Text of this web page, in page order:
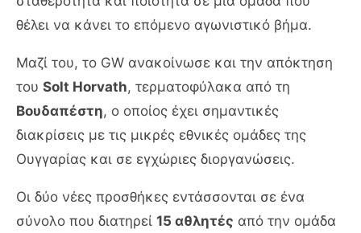
θέλει να κάνει το επόμενο αγωνιστικό βήμα.
Μαζί του, το GW ανακοίνωσε και την απόκτηση
του Solt Horvath, τερματοφύλακα από τη
Βουδαπέστη, ο οποίος έχει σημαντικές
διακρίσεις με τις μικρές εθνικές ομάδες της
Ουγγαρίας και σε εγχώριες διοργανώσεις.
Οι δύο νέες προσθήκες εντάσσονται σε ένα
σύνολο που διατηρεί 15 αθλητές από την ομάδα